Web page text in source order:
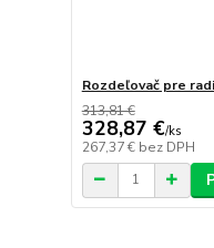
Rozdeľovač pre
313,81 €
328,87 €/ks
267,37 € bez DPH